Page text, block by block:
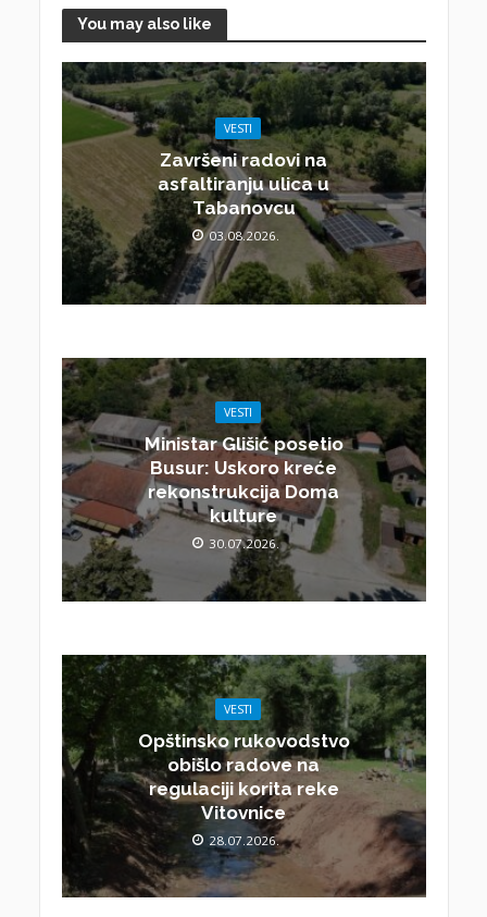
You may also like
VESTI
Završeni radovi na
asfaltiranju ulica u
Tabanovcu
03.08.2026.
VESTI
Ministar Glišić posetio
Busur: Uskoro kreće
rekonstrukcija Doma
kulture
30.07.2026.
VESTI
Opštinsko rukovodstvo
obišlo radove na
regulaciji korita reke
Vitovnice
28.07.2026.